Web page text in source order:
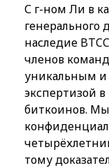
С г-ном Ли в
генерального
наследие
членов
уникальным
экспертизой
биткоинов. Мы
тому